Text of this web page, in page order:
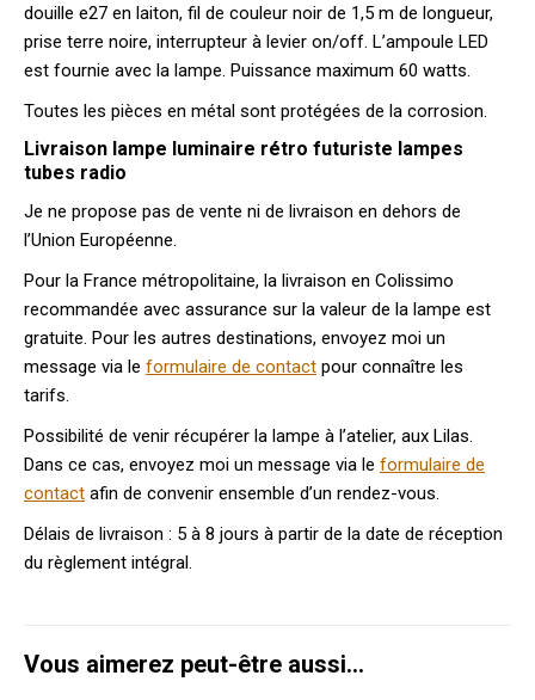
douille e27 en laiton, fil de couleur noir de 1,5 m de longueur,
prise terre noire, interrupteur à levier on/off. L’ampoule LED
est fournie avec la lampe. Puissance maximum 60 watts.
Toutes les pièces en métal sont protégées de la corrosion.
Livraison lampe luminaire rétro futuriste lampes
tubes radio
Je ne propose pas de vente ni de livraison en dehors de
l’Union Européenne.
Pour la France métropolitaine, la livraison en Colissimo
recommandée avec assurance sur la valeur de la lampe est
gratuite. Pour les autres destinations, envoyez moi un
message via le formulaire de contact pour connaître les
tarifs.
Possibilité de venir récupérer la lampe à l’atelier, aux Lilas.
Dans ce cas, envoyez moi un message via le formulaire de
contact afin de convenir ensemble d’un rendez-vous.
Délais de livraison : 5 à 8 jours à partir de la date de réception
du règlement intégral.
Vous aimerez peut-être aussi…